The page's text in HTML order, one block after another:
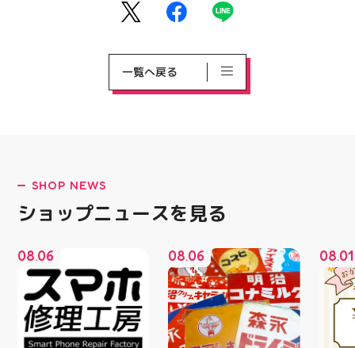
一覧へ戻る
SHOP NEWS
ショップニュースを見る
08.06 08.06 08.01